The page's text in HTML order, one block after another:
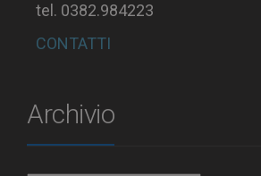
tel. 0382.984223
CONTATTI
Archivio